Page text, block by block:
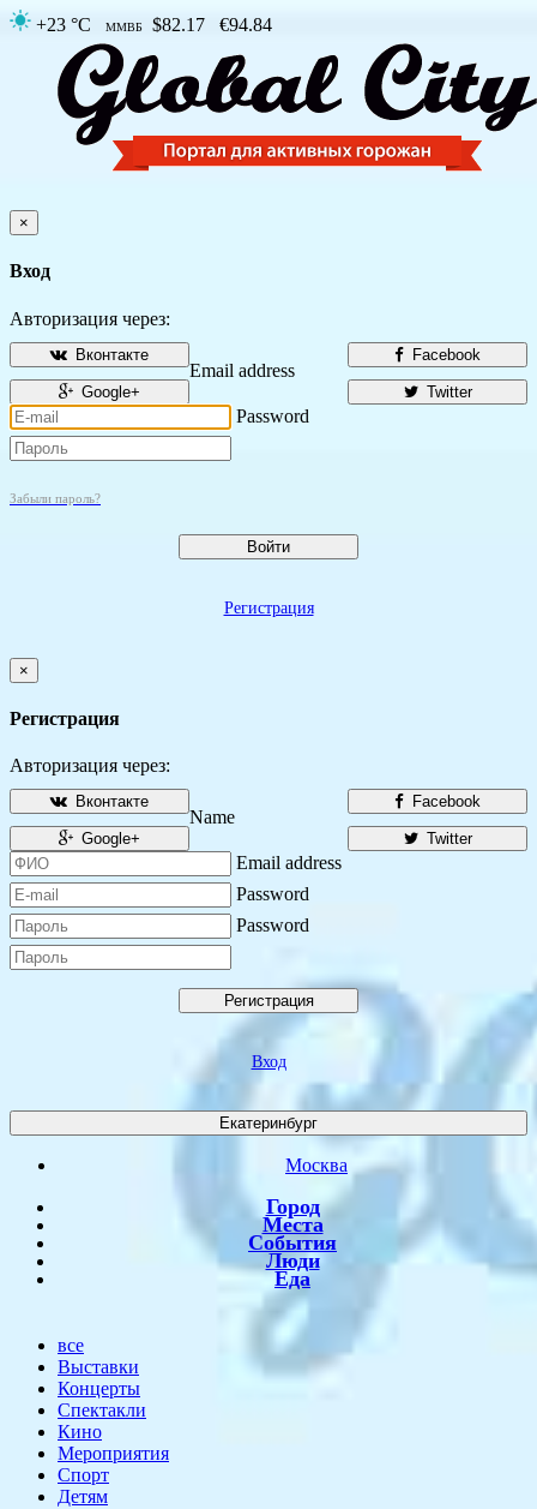
+23 °C ММВБ $82.17 €94.84
×
Вход
Авторизация через:
Facebook
Вконтакте
Twitter
Google+
Email address
Password
Забыли пароль?
Войти
Регистрация
×
Регистрация
Авторизация через:
Facebook
Вконтакте
Twitter
Google+
Name
Email address
Password
Password
Регистрация
Вход
Екатеринбург
Москва
Город
Места
События
Люди
Еда
все
Выставки
Концерты
Спектакли
Кино
Мероприятия
Спорт
Детям